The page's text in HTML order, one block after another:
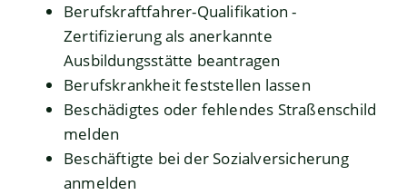
Berufskraftfahrer-Qualifikation -
Zertifizierung als anerkannte
Ausbildungsstätte beantragen
Berufskrankheit feststellen lassen
Beschädigtes oder fehlendes Straßenschild
melden
Beschäftigte bei der Sozialversicherung
anmelden